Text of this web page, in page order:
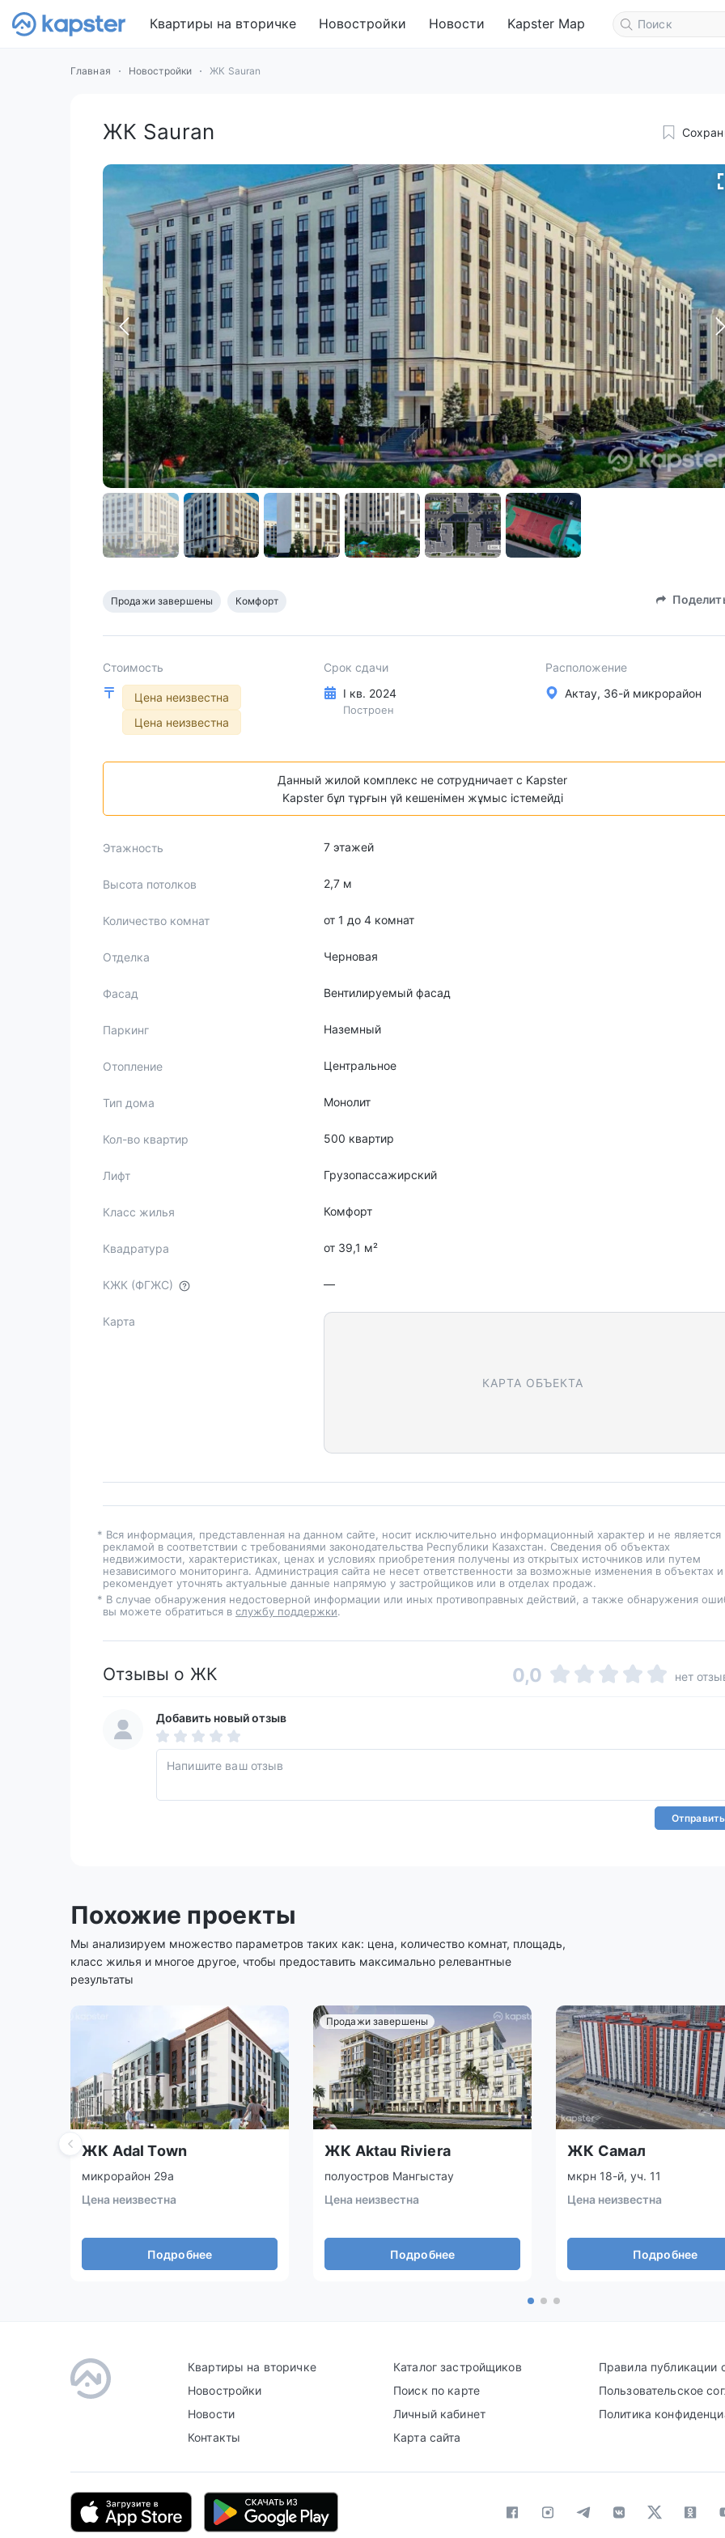
Квартиры на вторичке Новостройки Новости Kapster Map
Главная Новостройки ЖК Sauran
ЖК Sauran
Продажи завершены Комфорт
Стоимость
Цена неизвестна
Цена неизвестна
Срок сдачи
I кв. 2024
Построен
Расположение
Актау, 36-й микрорайон
Данный жилой комплекс не сотрудничает с Kapster
Kapster бұл тұрғын үй кешенімен жұмыс істемейді
Этажность 7 этажей
Высота потолков 2,7 м
Количество комнат от 1 до 4 комнат
Отделка Черновая
Фасад Вентилируемый фасад
Паркинг Наземный
Отопление Центральное
Тип дома Монолит
Кол-во квартир 500 квартир
Лифт Грузопассажирский
Класс жилья Комфорт
Квадратура от 39,1 м²
КЖК (ФГЖС) —
Карта
КАРТА ОБЪЕКТА
* Вся информация, представленная на данном сайте, носит исключительно информационный характер и не является
рекламой в соответствии с требованиями законодательства Республики Казахстан. Сведения об объектах
недвижимости, характеристиках, ценах и условиях приобретения получены из открытых источников или путем
независимого мониторинга. Администрация сайта не несет ответственности за возможные изменения в объектах и
рекомендует уточнять актуальные данные напрямую у застройщиков или в отделах продаж.
* В случае обнаружения недостоверной информации или иных противоправных действий, а также обнаружения
вы можете обратиться в службу поддержки.
Отзывы о ЖК 0,0 нет
Добавить новый отзыв
Отправить
Похожие проекты
Мы анализируем множество параметров таких как: цена, количество комнат, площадь,
класс жилья и многое другое, чтобы предоставить максимально релевантные
результаты
ЖК Adal Town
микрорайон 29а
Цена неизвестна
Подробнее
Продажи завершены
ЖК Aktau Riviera
полуостров Мангыстау
Цена неизвестна
Подробнее
ЖК Самал
мкрн 18-й, уч. 11
Цена неизвестна
Подробнее
Квартиры на вторичке
Новостройки
Новости
Контакты
Каталог застройщиков
Поиск по карте
Личный кабинет
Карта сайта
Правила публикации
Пользовательское
Политика